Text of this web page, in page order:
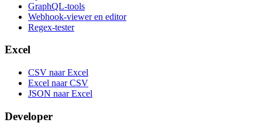
GraphQL-tools
Webhook-viewer en editor
Regex-tester
Excel
CSV naar Excel
Excel naar CSV
JSON naar Excel
Developer